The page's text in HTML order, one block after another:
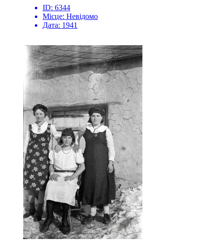
ID: 6344
Місце: Невідомо
Дата: 1941